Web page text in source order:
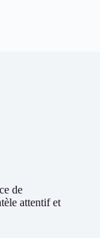
de
attentif et